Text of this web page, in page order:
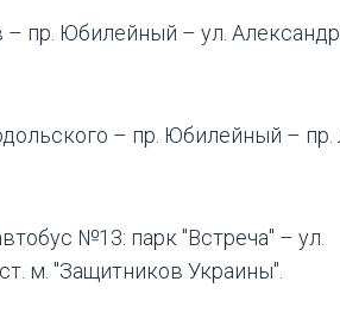
пр. Юбилейный – ул.
– пр. Юбилейный – пр.
№13: парк "Встреча" – ул.
м. "Защитников Украины".